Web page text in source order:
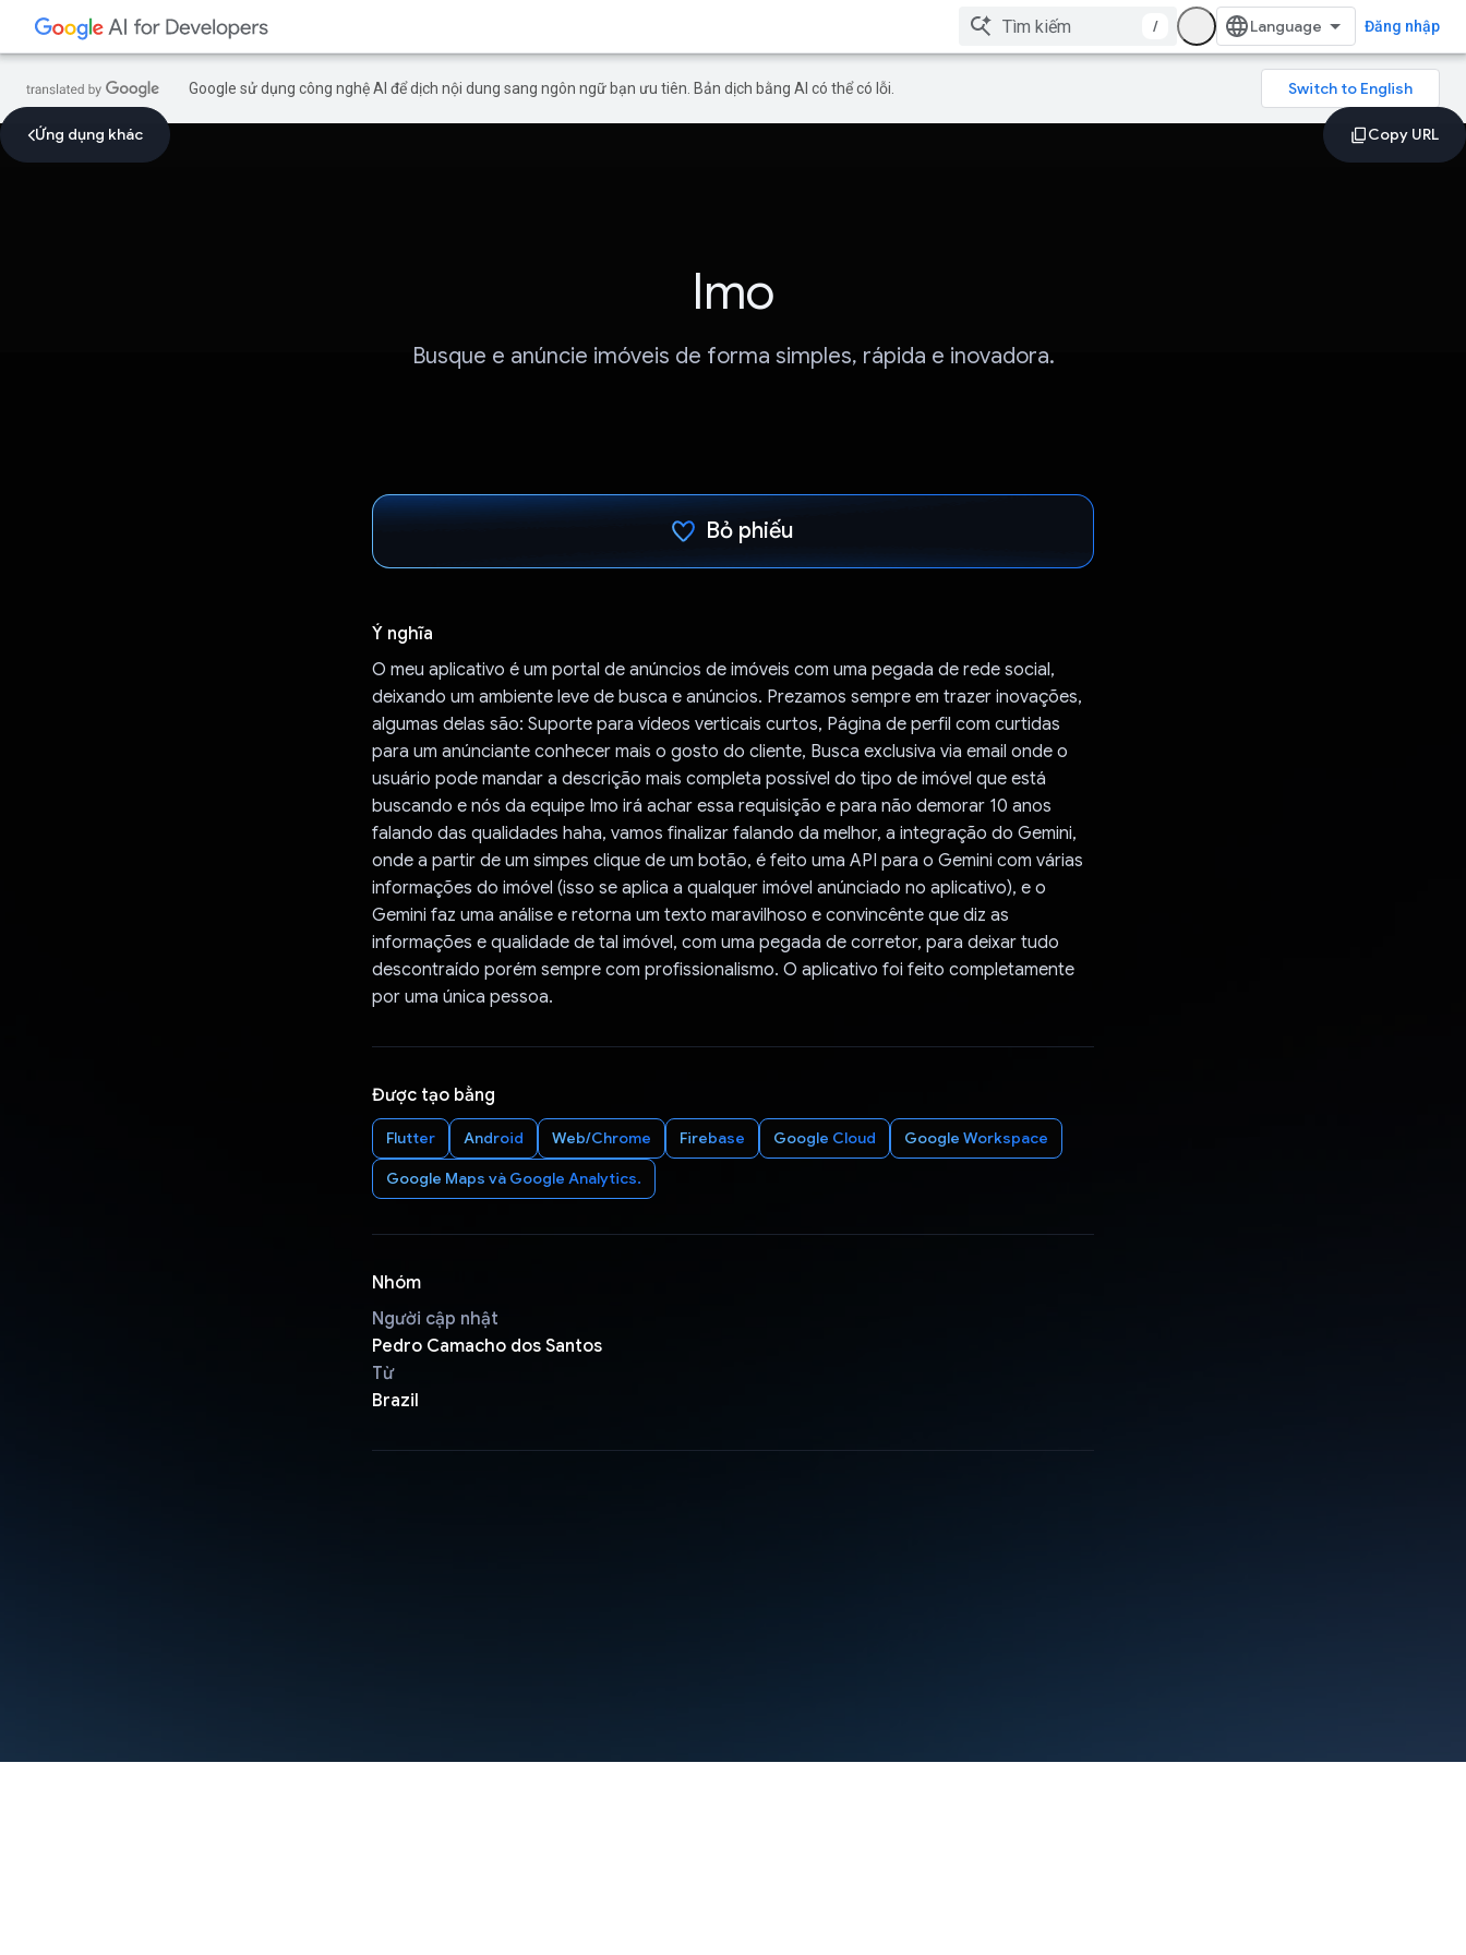
/ Đăng nhập
Google sử dụng công nghệ AI để dịch nội dung sang ngôn ngữ bạn ưu tiên. Bản dịch bằng AI có thể có lỗi.
Ứng dụng khác
Imo
Busque e anúncie imóveis de forma simples, rápida e inovadora.
Bỏ phiếu
Ý nghĩa
O meu aplicativo é um portal de anúncios de imóveis com uma pegada de rede social,
deixando um ambiente leve de busca e anúncios. Prezamos sempre em trazer inovações,
algumas delas são: Suporte para vídeos verticais curtos, Página de perfil com curtidas
para um anúnciante conhecer mais o gosto do cliente, Busca exclusiva via email onde o
usuário pode mandar a descrição mais completa possível do tipo de imóvel que está
buscando e nós da equipe Imo irá achar essa requisição e para não demorar 10 anos
falando das qualidades haha, vamos finalizar falando da melhor, a integração do Gemini,
onde a partir de um simpes clique de um botão, é feito uma API para o Gemini com várias
informações do imóvel (isso se aplica a qualquer imóvel anúnciado no aplicativo), e o
Gemini faz uma análise e retorna um texto maravilhoso e convincênte que diz as
informações e qualidade de tal imóvel, com uma pegada de corretor, para deixar tudo
descontraído porém sempre com profissionalismo. O aplicativo foi feito completamente
por uma única pessoa.
Được tạo bằng
Flutter Android Web/Chrome Firebase Google Cloud Google Workspace
Google Maps và Google Analytics.
Nhóm
Người cập nhật
Pedro Camacho dos Santos
Từ
Brazil